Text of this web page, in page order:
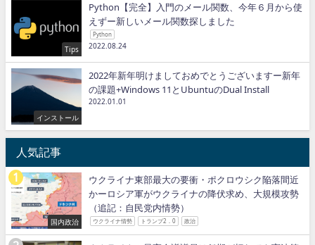
Tips
Python【完全】入門のメール関数、今年６月から使
えずー新しいメール関数探しました
Python
2022.08.24
インストール
2022年新年明けましておめでとうございますー新年
の課題+Windows 11とUbuntuのDual Install
2022.01.01
人気記事
国内政治
ウクライナ東部最大の要衝・ポクロウシク陥落間近
かーロシア軍がウクライナの降伏求め、大規模攻勢
（追記：自民党内情勢）
ウクライナ情勢 トランプ2．0 政治